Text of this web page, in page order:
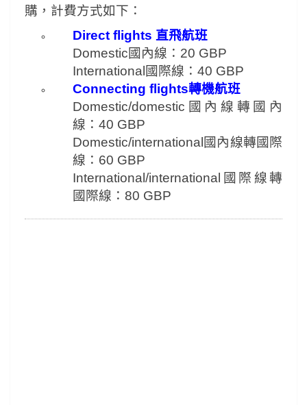
購，計費方式如下：
Direct flights 直飛航班
Domestic國內線：20 GBP
International國際線：40 GBP
Connecting flights轉機航班
Domestic/domestic國內線轉國內
線：40 GBP
Domestic/international國內線轉國際
線：60 GBP
International/international國際線轉
國際線：80 GBP